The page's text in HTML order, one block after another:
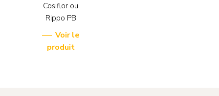
Cosiflor ou
Rippo PB
Voir le
produit